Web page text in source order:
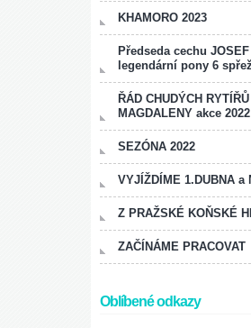
KHAMORO 2023
Předseda cechu
legendární pony 6
ŘÁD CHUDÝCH
MAGDALENY akce 2022
SEZÓNA 2022
VYJÍŽDÍME 1.DUBNA a
Z PRAŽSKÉ KOŇSKÉ
ZAČÍNÁME PRACOVAT
Oblíbené odkazy